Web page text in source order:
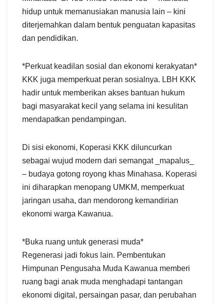
hidup untuk memanusiakan manusia lain – kini
diterjemahkan dalam bentuk penguatan kapasitas
dan pendidikan.
*Perkuat keadilan sosial dan ekonomi kerakyatan*
KKK juga memperkuat peran sosialnya. LBH KKK
hadir untuk memberikan akses bantuan hukum
bagi masyarakat kecil yang selama ini kesulitan
mendapatkan pendampingan.
Di sisi ekonomi, Koperasi KKK diluncurkan
sebagai wujud modern dari semangat _mapalus_
– budaya gotong royong khas Minahasa. Koperasi
ini diharapkan menopang UMKM, memperkuat
jaringan usaha, dan mendorong kemandirian
ekonomi warga Kawanua.
*Buka ruang untuk generasi muda*
Regenerasi jadi fokus lain. Pembentukan
Himpunan Pengusaha Muda Kawanua memberi
ruang bagi anak muda menghadapi tantangan
ekonomi digital, persaingan pasar, dan perubahan